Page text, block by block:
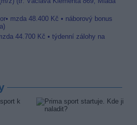
mzda 48.400 Kč • náborový bonus
44.700 Kč • týdenní zálohy na